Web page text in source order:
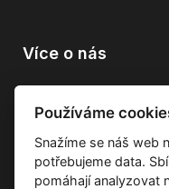
Více o nás
Průvodce tkaninami
Kontakty
Používáme
Snažíme se náš web
potřebujeme data.
pomáhají analyzovat